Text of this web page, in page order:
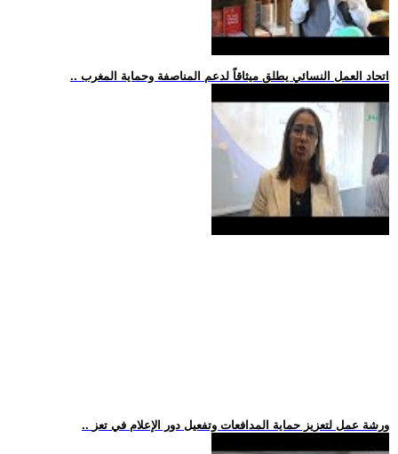
.. اتحاد العمل النسائي يطلق ميثاقاً لدعم المناصفة وحماية المغرب
.. ورشة عمل لتعزيز حماية المدافعات وتفعيل دور الإعلام في تعز